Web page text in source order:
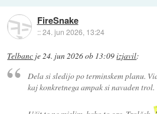
FireSnake
::24. jun 2026, 13:24
Telbanc je24. jun 2026 ob 13:09izjavil:
Dela si sledijo po terminskem planu.
kaj konkretnega ampak si navaden trol.